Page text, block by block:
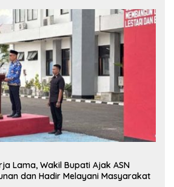
Lama, Wakil Bupati Ajak ASN
dan Hadir Melayani Masyarakat